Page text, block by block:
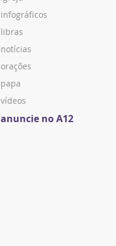
infográficos
libras
notícias
orações
papa
vídeos
anuncie no A12